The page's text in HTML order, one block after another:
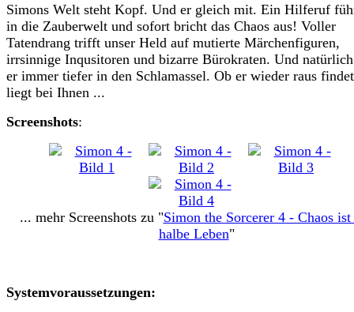
Simons Welt steht Kopf. Und er gleich mit. Ein Hilferuf
in die Zauberwelt und sofort bricht das Chaos aus! Voller
Tatendrang trifft unser Held auf mutierte Märchenfiguren,
irrsinnige Inqusitoren und bizarre Bürokraten. Und
er immer tiefer in den Schlamassel. Ob er wieder raus
liegt bei Ihnen ...
Screenshots:
... mehr Screenshots zu "Simon the Sorcerer 4 - Chaos ist
halbe Leben"
Systemvoraussetzungen: